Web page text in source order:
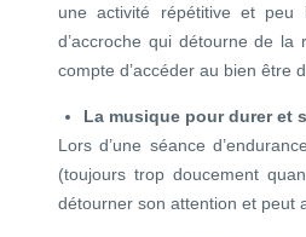
une activité répétitive et peu
d’accroche qui détourne de la
compte d’accéder au bien être
La musique pour durer et
Lors d’une séance
(toujours trop doucement
détourner son attention et peut